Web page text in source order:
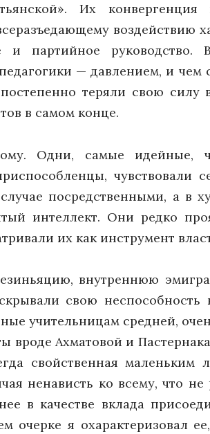
Их
партийное руководство.
— давлением, и чем
теряли свою
в самом конце.
Одни, самые
чувствовали
посредственными, а в
интеллект. Они редко
их как инструмент
внутреннюю
свою неспособность
учительницам средней,
Ахматовой и
свойственная
ненависть ко всему, что не
в качестве вклада
очерке я охарактеризовал